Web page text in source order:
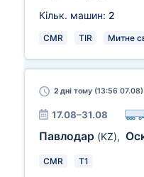
Кільк. машин: 2
CMR TIR Митне
2 дні тому (13:56 07.08)
17.08–31.08
Павлодар (KZ),
CMR T1